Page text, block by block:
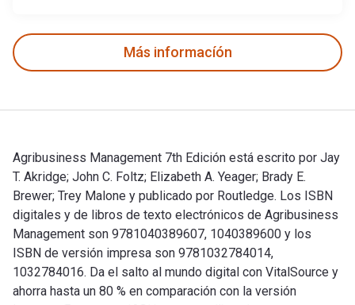
Más informacíón
Agribusiness Management 7th Edición está escrito por Jay
T. Akridge; John C. Foltz; Elizabeth A. Yeager; Brady E.
Brewer; Trey Malone y publicado por Routledge. Los ISBN
digitales y de libros de texto electrónicos de Agribusiness
Management son 9781040389607, 1040389600 y los
ISBN de versión impresa son 9781032784014,
1032784016. Da el salto al mundo digital con VitalSource y
ahorra hasta un 80 % en comparación con la versión